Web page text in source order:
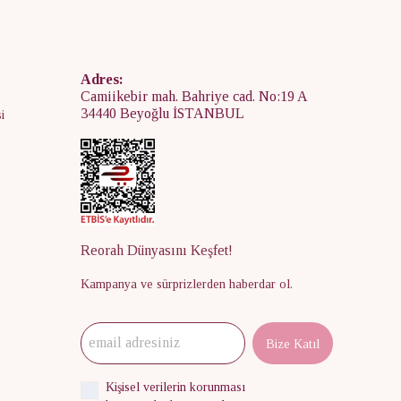
Adres:
Camiikebir mah. Bahriye cad. No:19 A
34440 Beyoğlu İSTANBUL
Reorah Dünyasını Keşfet!
Kampanya ve sürprizlerden haberdar ol.
Bize Katıl
Kişisel verilerin korunması